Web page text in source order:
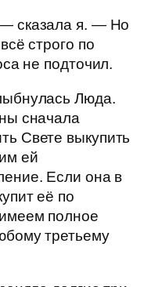
сказала я. — Но
строго по
не подточил.
Люда.
сначала
Свете выкупить
ей
Если она в
её по
полное
третьему